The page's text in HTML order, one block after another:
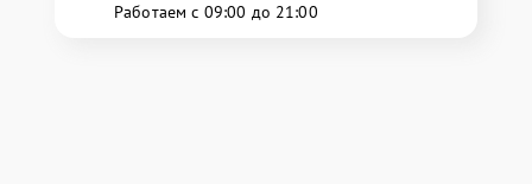
Работаем с 09:00 до 21:00